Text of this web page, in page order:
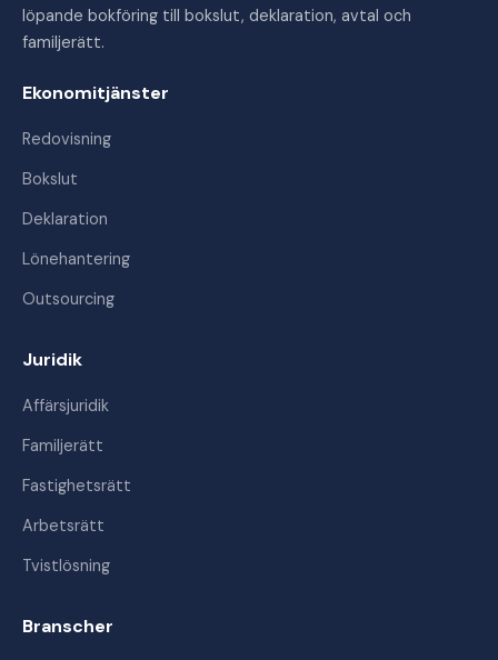
löpande bokföring till bokslut, deklaration, avtal och
familjerätt.
Ekonomitjänster
Redovisning
Bokslut
Deklaration
Lönehantering
Outsourcing
Juridik
Affärsjuridik
Familjerätt
Fastighetsrätt
Arbetsrätt
Tvistlösning
Branscher